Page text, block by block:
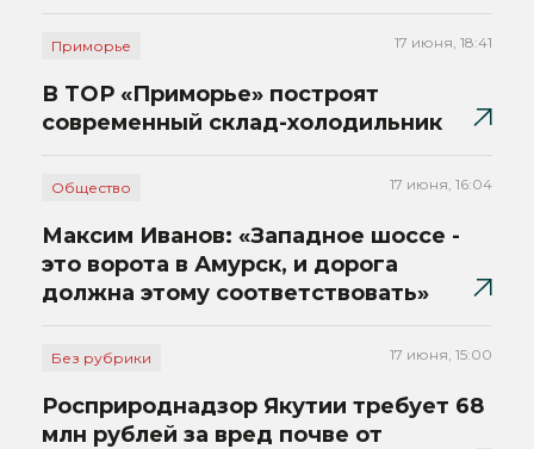
Приморье 17 июня, 18:41
В ТОР «Приморье» построят
современный склад-холодильник
Общество 17 июня, 16:04
Максим Иванов: «Западное шоссе -
это ворота в Амурск, и дорога
должна этому соответствовать»
Без рубрики 17 июня, 15:00
Росприроднадзор Якутии требует 68
млн рублей за вред почве от